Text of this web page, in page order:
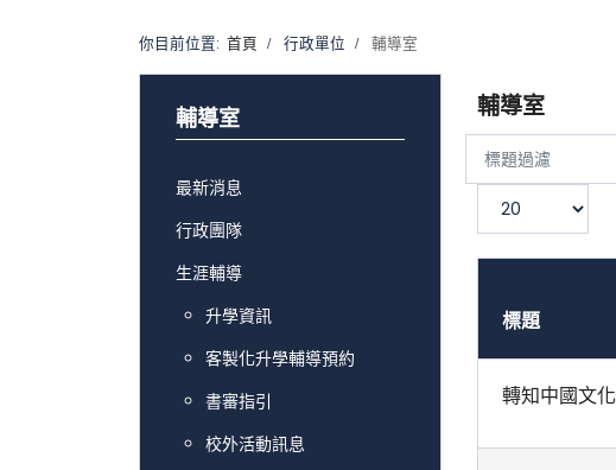
你目前位置: 首頁 行政單位 輔導室
輔導室
顯
標題
轉知中國文
輔導室
最新消息
行政團隊
生涯輔導
升學資訊
客製化升學輔導預約
書審指引
校外活動訊息